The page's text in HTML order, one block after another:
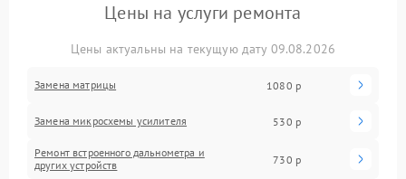
Цены на услуги ремонта
Цены актуальны на текущую дату 09.08.2026
Замена матрицы 1080 р
Замена микросхемы усилителя 530 р
Ремонт встроенного дальнометра и
других устройств
730 р